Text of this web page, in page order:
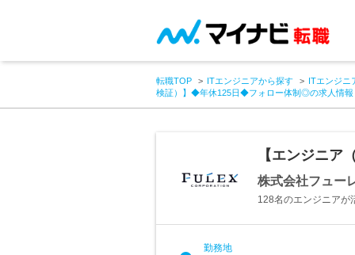
転職TOP ITエンジニアから探す
ITエンジニ
検証）】◆年休125日◆フォロー体制◎の求人情報
【エンジニ
株式会社フュー
128名のエンジニアが
勤務地